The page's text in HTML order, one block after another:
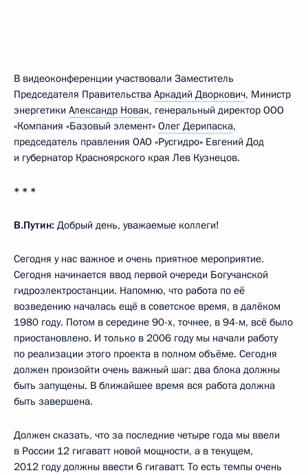
В видеоконференции участвовали Заместитель
Председателя Правительства Аркадий Дворкович, Министр
энергетики Александр Новак, генеральный директор ООО
«Компания «Базовый элемент» Олег Дерипаска,
председатель правления ОАО «Русгидро» Евгений Дод
и губернатор Красноярского края Лев Кузнецов.
* * *
В.Путин: Добрый день, уважаемые коллеги!
Сегодня у нас важное и очень приятное мероприятие.
Сегодня начинается ввод первой очереди Богучанской
гидроэлектростанции. Напомню, что работа по её
возведению началась ещё в советское время, в далёком
1980 году. Потом в середине 90-х, точнее, в 94-м, всё было
приостановлено. И только в 2006 году мы начали работу
по реализации этого проекта в полном объёме. Сегодня
должен произойти очень важный шаг: два блока должны
быть запущены. В ближайшее время вся работа должна
быть завершена.
Должен сказать, что за последние четыре года мы ввели
в России 12 гигаватт новой мощности, а в текущем,
2012 году должны ввести 6 гигаватт. То есть темпы очень